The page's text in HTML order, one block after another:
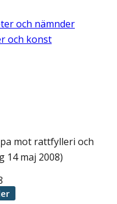
och nämnder
och konst
mot rattfylleri och
14 maj 2008)